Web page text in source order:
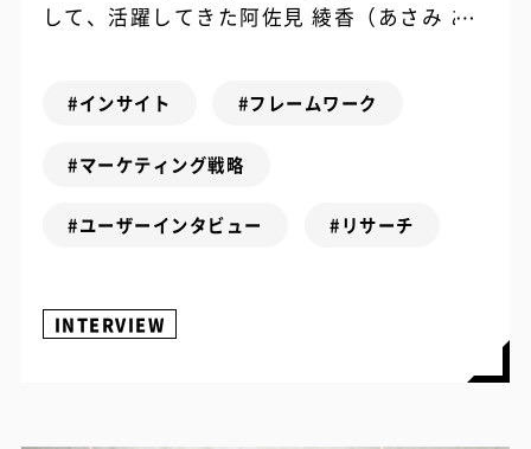
して、活躍してきた阿佐見 綾香（あさみ あ
#インサイト #フレームワーク
#マーケティング戦略
#ユーザーインタビュー #リサーチ
INTERVIEW